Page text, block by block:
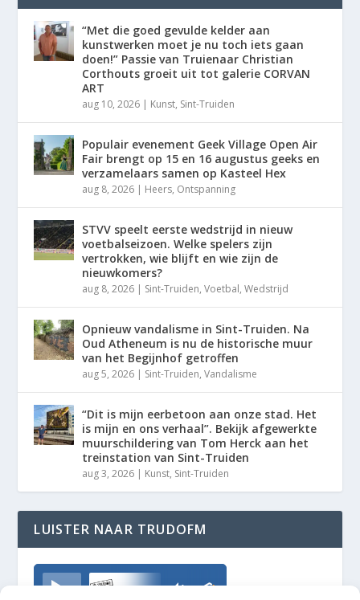
“Met die goed gevulde kelder aan
kunstwerken moet je nu toch iets gaan
doen!” Passie van Truienaar Christian
Corthouts groeit uit tot galerie CORVAN
ART
aug 10, 2026 | Kunst, Sint-Truiden
Populair evenement Geek Village Open Air
Fair brengt op 15 en 16 augustus geeks en
verzamelaars samen op Kasteel Hex
aug 8, 2026 | Heers, Ontspanning
STVV speelt eerste wedstrijd in nieuw
voetbalseizoen. Welke spelers zijn
vertrokken, wie blijft en wie zijn de
nieuwkomers?
aug 8, 2026 | Sint-Truiden,Voetbal,Wedstrijd
Opnieuw vandalisme in Sint-Truiden. Na
Oud Atheneum is nu de historische muur
van het Begijnhof getroffen
aug 5, 2026 | Sint-Truiden,Vandalisme
“Dit is mijn eerbetoon aan onze stad. Het
is mijn en ons verhaal”. Bekijk afgewerkte
muurschildering van Tom Herck aan het
treinstation van Sint-Truiden
aug 3, 2026 | Kunst, Sint-Truiden
LUISTER NAAR TRUDOFM
TrudoFM